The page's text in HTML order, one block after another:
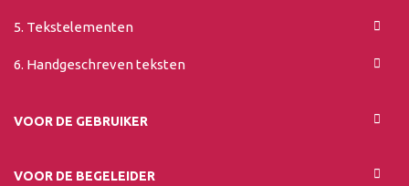
5. Tekstelementen
6. Handgeschreven teksten
VOOR DE GEBRUIKER
VOOR DE BEGELEIDER